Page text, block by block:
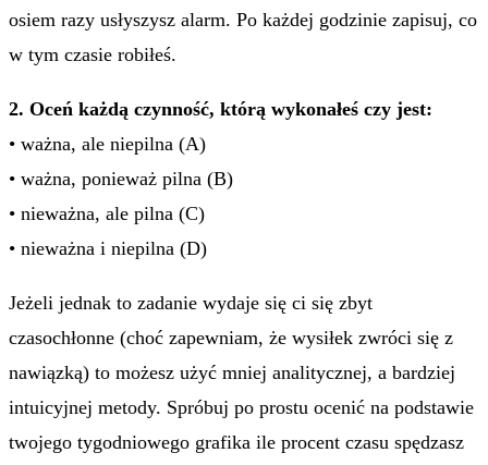
osiem razy usłyszysz alarm. Po każdej godzinie zapisuj, co
w tym czasie robiłeś.
2. Oceń każdą czynność, którą wykonałeś czy jest:
• ważna, ale niepilna (A)
• ważna, ponieważ pilna (B)
• nieważna, ale pilna (C)
• nieważna i niepilna (D)
Jeżeli jednak to zadanie wydaje się ci się zbyt
czasochłonne (choć zapewniam, że wysiłek zwróci się z
nawiązką) to możesz użyć mniej analitycznej, a bardziej
intuicyjnej metody. Spróbuj po prostu ocenić na podstawie
twojego tygodniowego grafika ile procent czasu spędzasz